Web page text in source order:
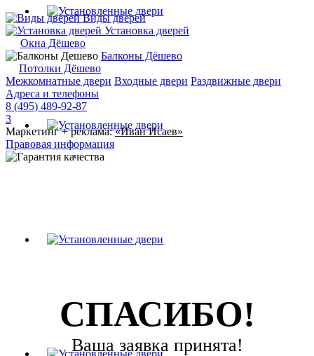
Виды дверей
Установка дверей
Окна Дёшево
Балконы Дёшево
Потолки Дёшево
Межкомнатные двери Входные двери Раздвижные двери
Адреса и телефоны
8 (495) 489-92-87
3
Маркетинг + реклама:«Иван Исаев»
Правовая информация
СПАСИБО!
Ваша заявка принята!